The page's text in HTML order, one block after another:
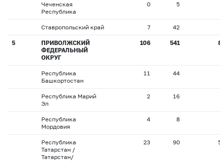
Чеченская
Республика
0 5
Ставропольский край 7 42
5
ПРИВОЛЖСКИЙ
ФЕДЕРАЛЬНЫЙ
ОКРУГ
106 541
Республика
Башкортостан
11 44
Республика Марий
Эл
2 16
Республика
Мордовия
4 8
Республика
Татарстан /
Татарстан/
23 90